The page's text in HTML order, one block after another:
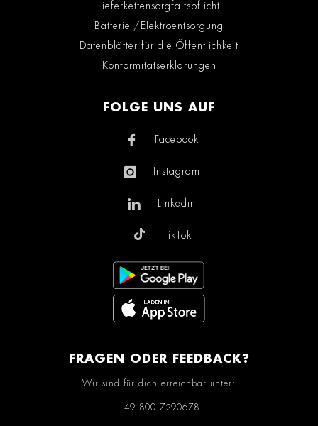
Lieferkettensorgfaltspflicht
Batterie-/Elektroentsorgung
Datenblätter für die Öffentlichkeit
Konformitätserklärungen
FOLGE UNS AUF
Facebook
Instagram
Linkedin
TikTok
FRAGEN ODER FEEDBACK?
Wir sind für dich erreichbar unter:
+49 800 7290678